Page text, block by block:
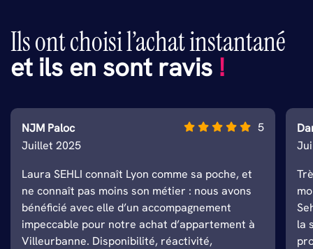
Ils ont choisi l’achat instantané
et ils en sont ravis !
NJM Paloc
Juillet 2025
5
Laura SEHLI connaît Lyon comme sa poche, et
ne connaît pas moins son métier : nous avons
bénéficié avec elle d’un accompagnement
impeccable pour notre achat d’appartement à
Villeurbanne. Disponibilité, réactivité,
la